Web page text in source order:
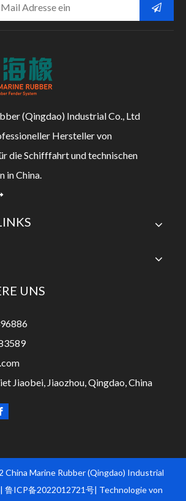
(Qingdao) Industrial Co., Ltd
Hersteller von
die Schifffahrt und technischen
in China.
UNS
Jiaobei, Jiaozhou, Qingdao, China
Marine Rubber (Qingdao) Industrial
| 鲁ICP备2022012721号| Technologie von